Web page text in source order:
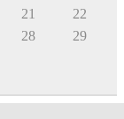
21
22
28
29